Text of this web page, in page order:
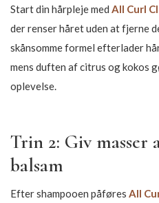
Start din hårpleje med All Curl
der renser håret uden at fjerne
skånsomme formel efterlader
mens duften af citrus og kokos
oplevelse.
Trin 2: Giv masser
balsam
Efter shampooen påføres All